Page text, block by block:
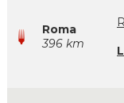
Roma
396 km